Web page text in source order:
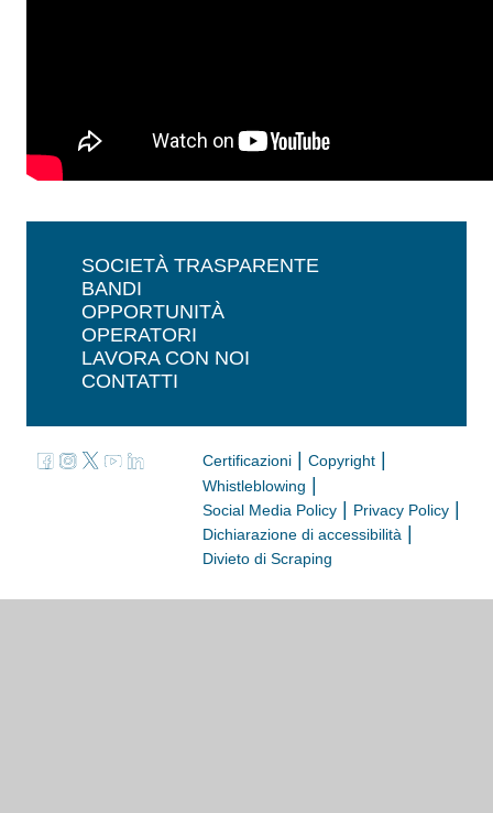
SOCIETÀ TRASPARENTE
BANDI
OPPORTUNITÀ
OPERATORI
LAVORA CON NOI
CONTATTI
Certificazioni Copyright
Whistleblowing |
Social Media Policy | Privacy Policy |
Dichiarazione di accessibilità
Divieto di Scraping